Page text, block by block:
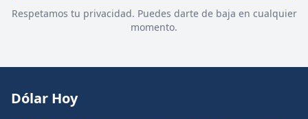
Respetamos tu privacidad. Puedes darte de baja en cualquier
momento.
Dólar Hoy